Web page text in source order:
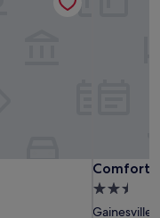
Comfort
Comfort
2.5-
Sterne-
Gainesville